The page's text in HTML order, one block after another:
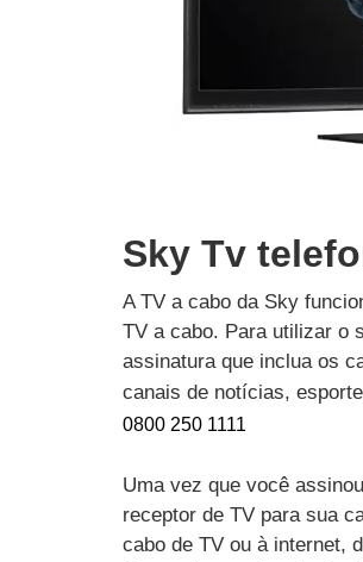
Sky Tv
A TV a cabo da Sky
TV a cabo. Para utilizar o
assinatura que inclua os
canais de notícias,
0800 250 1111
Uma vez que você
receptor de TV para sua
cabo de TV ou à internet,